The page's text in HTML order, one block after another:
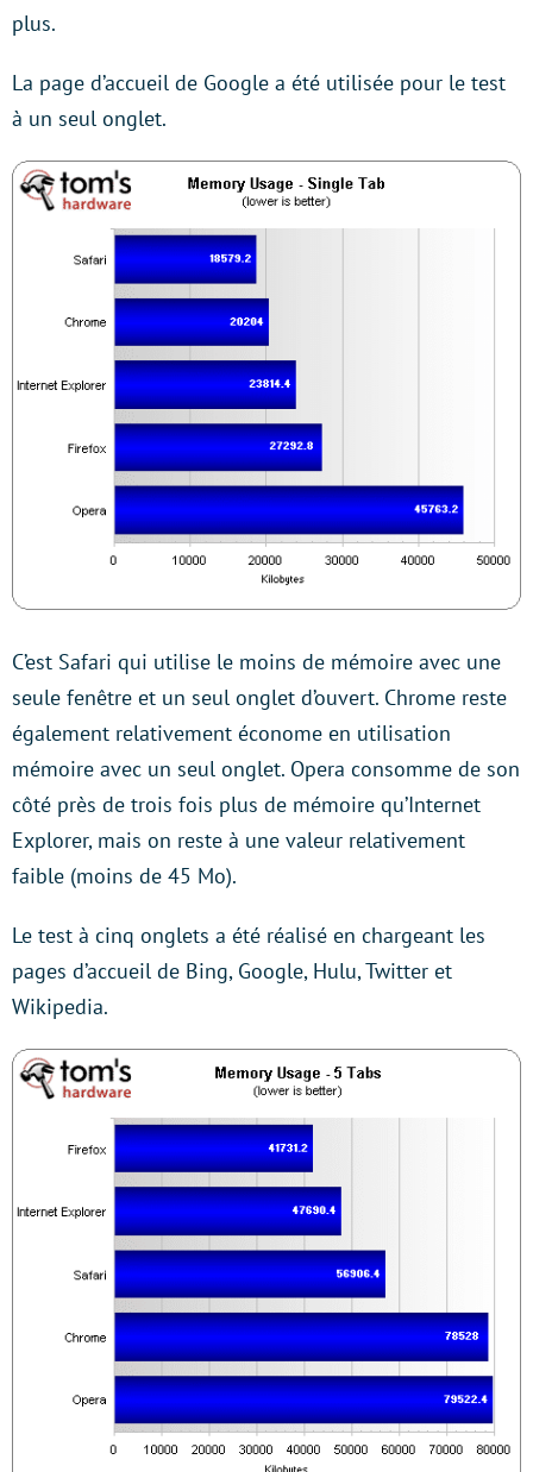
plus.
La page d’accueil de Google a été utilisée pour le test
à un seul onglet.
C’est Safari qui utilise le moins de mémoire avec une
seule fenêtre et un seul onglet d’ouvert. Chrome reste
également relativement économe en utilisation
mémoire avec un seul onglet. Opera consomme de son
côté près de trois fois plus de mémoire qu’Internet
Explorer, mais on reste à une valeur relativement
faible (moins de 45 Mo).
Le test à cinq onglets a été réalisé en chargeant les
pages d’accueil de Bing, Google, Hulu, Twitter et
Wikipedia.